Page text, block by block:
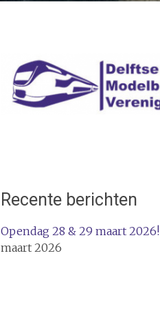
Recente berichten
Opendag 28 & 29 maart 2026!
maart 2026